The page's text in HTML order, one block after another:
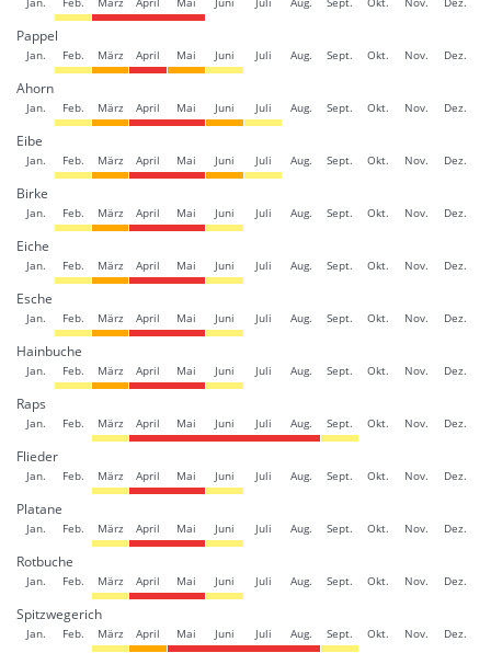
Pappel
Jan. Feb. März April Mai Juni Juli Aug. Sept. Okt. Nov. Dez.
Ahorn
Jan. Feb. März April Mai Juni Juli Aug. Sept. Okt. Nov. Dez.
Eibe
Jan. Feb. März April Mai Juni Juli Aug. Sept. Okt. Nov. Dez.
Birke
Jan. Feb. März April Mai Juni Juli Aug. Sept. Okt. Nov. Dez.
Eiche
Jan. Feb. März April Mai Juni Juli Aug. Sept. Okt. Nov. Dez.
Esche
Jan. Feb. März April Mai Juni Juli Aug. Sept. Okt. Nov. Dez.
Hainbuche
Jan. Feb. März April Mai Juni Juli Aug. Sept. Okt. Nov. Dez.
Raps
Jan. Feb. März April Mai Juni Juli Aug. Sept. Okt. Nov. Dez.
Flieder
Jan. Feb. März April Mai Juni Juli Aug. Sept. Okt. Nov. Dez.
Platane
Jan. Feb. März April Mai Juni Juli Aug. Sept. Okt. Nov. Dez.
Rotbuche
Jan. Feb. März April Mai Juni Juli Aug. Sept. Okt. Nov. Dez.
Spitzwegerich
Jan. Feb. März April Mai Juni Juli Aug. Sept. Okt. Nov. Dez.